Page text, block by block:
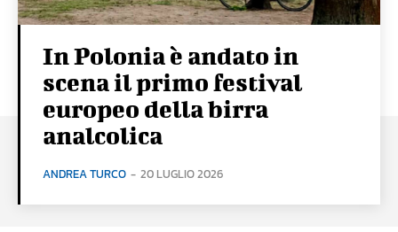
In Polonia è andato in
scena il primo festival
europeo della birra
analcolica
ANDREA TURCO - 20 LUGLIO 2026